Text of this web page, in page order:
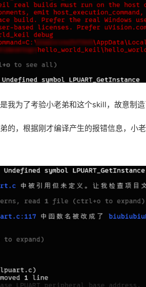
我为了考验小老弟和这个skill，故意制造
的，根据刚才编译产生的报错信息，小